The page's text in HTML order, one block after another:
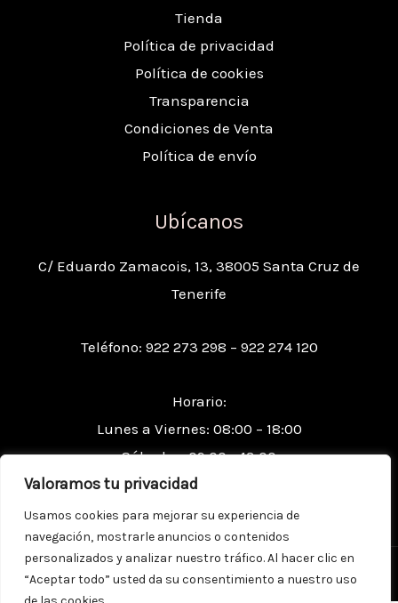
Valoramos tu privacidad
Usamos cookies para mejorar su experiencia de
navegación, mostrarle anuncios o contenidos
personalizados y analizar nuestro tráfico. Al hacer clic en
“Aceptar todo” usted da su consentimiento a nuestro uso
Tienda
Política de privacidad
Política de cookies
Transparencia
Condiciones de Venta
Política de envío
Ubícanos
C/ Eduardo Zamacois, 13, 38005 Santa Cruz de
Tenerife
Teléfono: 922 273 298 – 922 274 120
Horario:
Lunes a Viernes: 08:00 – 18:00
Sábados: 09:00 – 13:00
Copyright © 2026 PINTURAS LA PERGOLA